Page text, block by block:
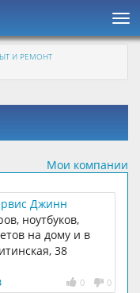
И РЕМОНТ
Мои компании
Джинн
ноутбуков,
на дому и в
38
0 0